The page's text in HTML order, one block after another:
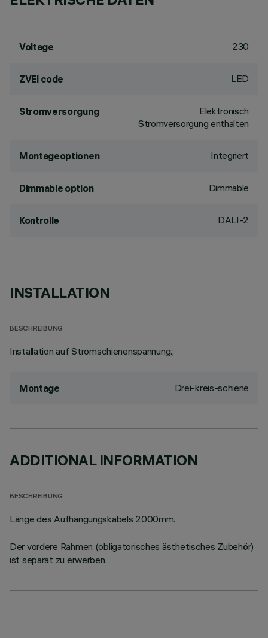
Voltage 230
ZVEI code LED
Stromversorgung
Elektronisch
Stromversorgung enthalten
Montageoptionen Integriert
Dimmable option Dimmable
Kontrolle DALI-2
INSTALLATION
BESCHREIBUNG
Installation auf Stromschienenspannung.;
Montage Drei-kreis-schiene
ADDITIONAL INFORMATION
BESCHREIBUNG
Länge des Aufhängungskabels 2000mm.
Der vordere Rahmen (obligatorisches ästhetisches Zubehör)
ist separat zu erwerben.